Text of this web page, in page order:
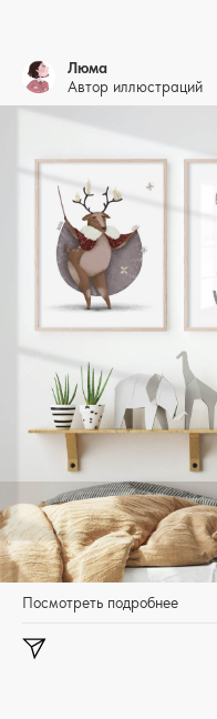
Люма
Автор иллюстраций
Посмотреть подробнее